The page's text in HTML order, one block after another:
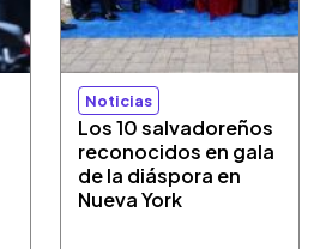
Noticias
Los 10 salvadoreños
reconocidos en gala
de la diáspora en
Nueva York